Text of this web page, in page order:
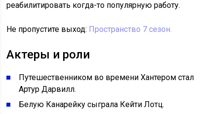
реабилитировать когда-то популярную работу.
Не пропустите выход: Пространство 7 сезон.
Актеры и роли
Путешественником во времени Хантером стал
Артур Дарвилл.
Белую Канарейку сыграла Кейти Лотц.